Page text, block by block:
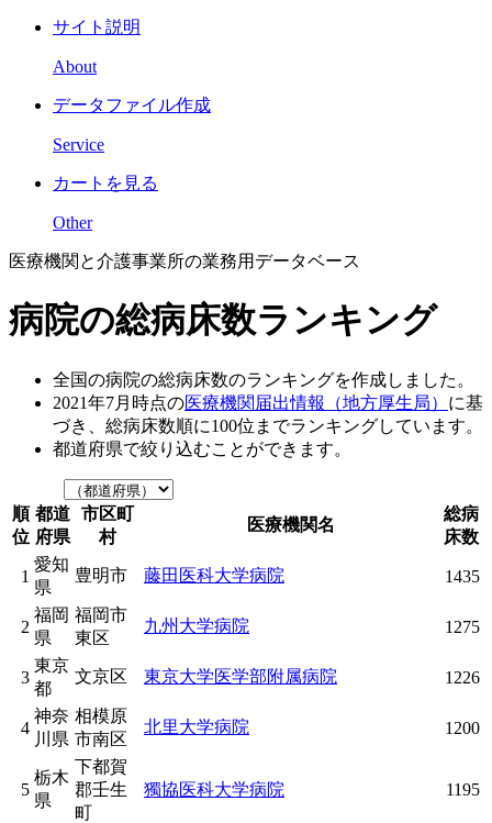
サイト説明
About
データファイル作成
Service
カートを見る
Other
医療機関と介護事業所の業務用データベース
病院の総病床数ランキング
全国の病院の総病床数のランキングを作成しました。
2021年7月時点の医療機関届出情報（地方厚生局） に基
づき、総病床数順に100位までランキングしています。
都道府県で絞り込むことができます。
順
位
都道
府県
市区町
村
医療機関名
総病
床数
1
愛知
県
豊明市 藤田医科大学病院 1435
2
福岡
県
福岡市
東区
九州大学病院 1275
3
東京
都
文京区 東京大学医学部附属病院 1226
4
神奈
川県
相模原
市南区
北里大学病院 1200
5
栃木
県
下都賀
郡壬生
町
獨協医科大学病院 1195